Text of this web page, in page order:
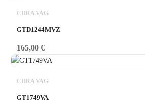
CHRA VAG
GTD1244MVZ
165,00 €
CHRA VAG
GT1749VA